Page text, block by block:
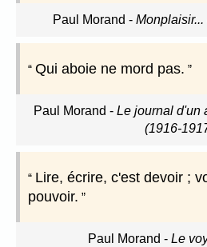
Paul Morand -
Qui aboie ne mord pas.
Paul Morand - Le journal d'un
(1916-
Lire, écrire, c'est devoir ;
pouvoir.
Paul Morand - Le